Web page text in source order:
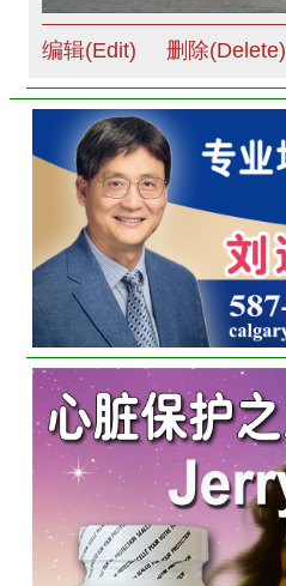
编辑(Edit) 删除(Delete)